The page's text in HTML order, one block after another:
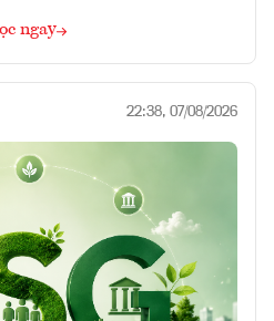
ngay
22:38, 07/08/2026